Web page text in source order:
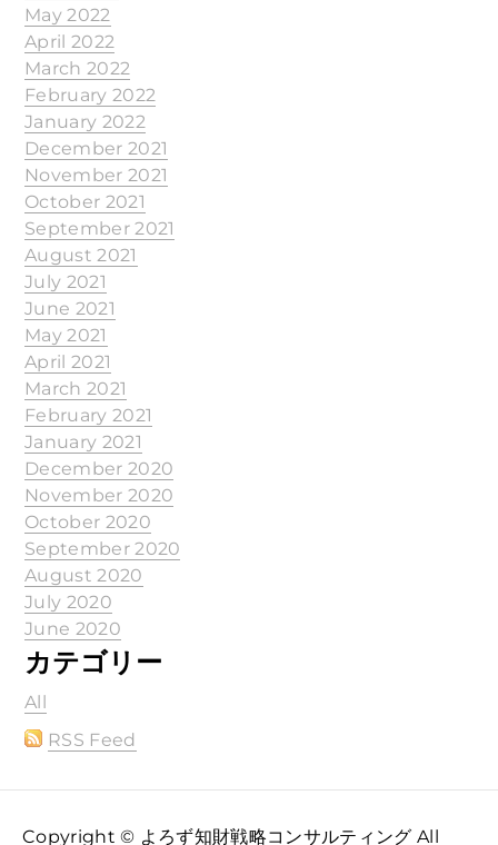
May 2022
April 2022
March 2022
February 2022
January 2022
December 2021
November 2021
October 2021
September 2021
August 2021
July 2021
June 2021
May 2021
April 2021
March 2021
February 2021
January 2021
December 2020
November 2020
October 2020
September 2020
August 2020
July 2020
June 2020
カテゴリー
All
RSS Feed
Copyright © よろず知財戦略コンサルティング All